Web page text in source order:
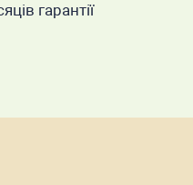
гарантії